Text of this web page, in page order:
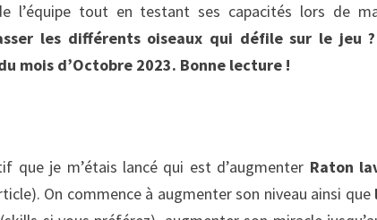
l’équipe tout en testant ses capacités lors de
les différents oiseaux qui défile sur le jeu ?
mois d’Octobre 2023. Bonne lecture !
que je m’étais lancé qui est d’augmenter Raton
On commence à augmenter son niveau ainsi que